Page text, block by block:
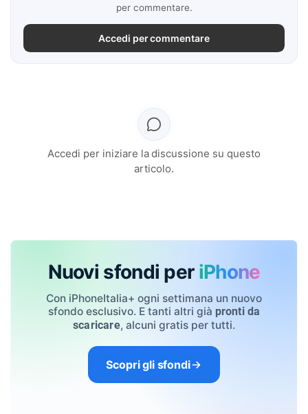
per commentare.
Accedi per commentare
Accedi per iniziare la discussione su questo
articolo.
Nuovi sfondi per iPhone
Con iPhoneItalia+ ogni settimana un nuovo
sfondo esclusivo. E tanti altri già pronti da
scaricare, alcuni gratis per tutti.
Scopri gli sfondi